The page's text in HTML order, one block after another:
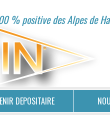
% positive des Alpes de
DEPOSITAIRE